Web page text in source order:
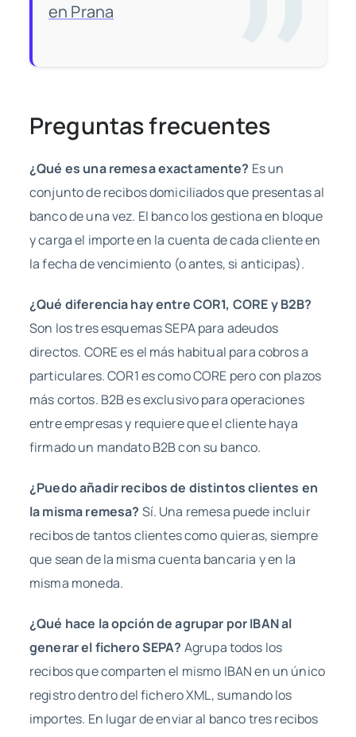
en Prana
Preguntas frecuentes
¿Qué es una remesa exactamente? Es un
conjunto de recibos domiciliados que presentas al
banco de una vez. El banco los gestiona en bloque
y carga el importe en la cuenta de cada cliente en
la fecha de vencimiento (o antes, si anticipas).
¿Qué diferencia hay entre COR1, CORE y B2B?
Son los tres esquemas SEPA para adeudos
directos. CORE es el más habitual para cobros a
particulares. COR1 es como CORE pero con plazos
más cortos. B2B es exclusivo para operaciones
entre empresas y requiere que el cliente haya
firmado un mandato B2B con su banco.
¿Puedo añadir recibos de distintos clientes en
la misma remesa? Sí. Una remesa puede incluir
recibos de tantos clientes como quieras, siempre
que sean de la misma cuenta bancaria y en la
misma moneda.
¿Qué hace la opción de agrupar por IBAN al
generar el fichero SEPA? Agrupa todos los
recibos que comparten el mismo IBAN en un único
registro dentro del fichero XML, sumando los
importes. En lugar de enviar al banco tres recibos